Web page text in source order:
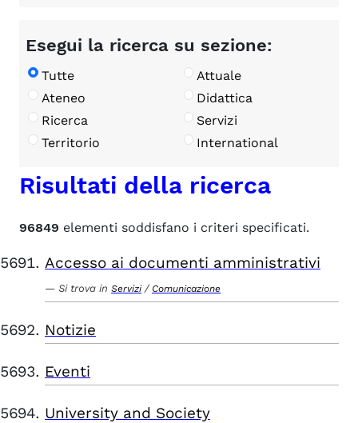
Esegui la ricerca su sezione:
Tutte
Attuale
Ateneo
Didattica
Ricerca
Servizi
Territorio
International
Risultati della ricerca
96849 elementi soddisfano i criteri specificati.
Accesso ai documenti amministrativi
Si trova in Servizi / Comunicazione
Notizie
Eventi
University and Society